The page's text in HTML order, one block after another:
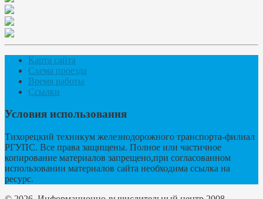
Карта сайта
Схема проезда
Время работы
Ссылки
Условия использования
Тихорецкий техникум железнодорожного транспорта-филиал
РГУПС. Все права защищены. Полное или частичное
копирование материалов запрещено,при согласованном
использовании материалов сайта необходима ссылка на
ресурс.